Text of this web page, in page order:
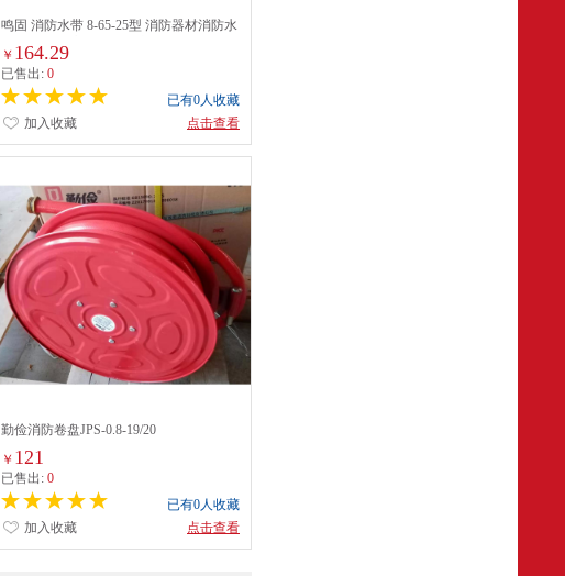
鸣固 消防水带 8-65-25型 消防器材消防水
扣
￥ 164.29
已售出: 0
已有0人收藏
点击查看
加入收藏
勤俭消防卷盘JPS-0.8-19/20
￥ 121
已售出: 0
已有0人收藏
点击查看
加入收藏